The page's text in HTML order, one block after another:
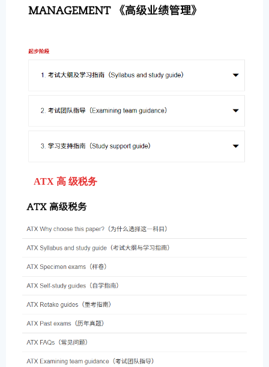
ATX 高 级税务